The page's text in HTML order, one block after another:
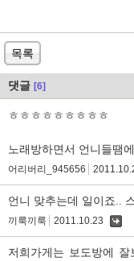
목록
댓글 [6]
ㅎㅎㅎㅎㅎㅎㅎㅎㅎ
노래방하면서 언니들땜
어리버리_945656
언니 맞추는데 일이죠..
끼룩끼룩 2011.10.23
저희가게는 보도방에 잘